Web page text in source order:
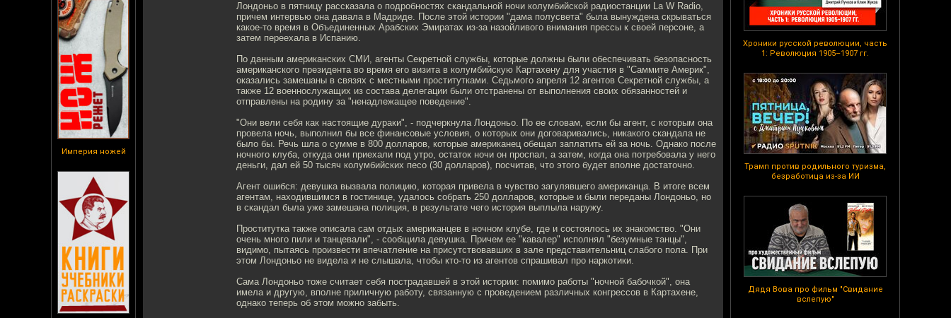
Империя ножей
Хроники русской революции, часть
1: Революция 1905–1907 гг.
Трамп против родильного туризма,
безработица из-за ИИ
Дядя Вова про фильм "Свидание
вслепую"
Лондоньо в пятницу рассказала о подробностях скандальной ночи колумбийской радиостанции La W Radio,
причем интервью она давала в Мадриде. После этой истории "дама полусвета" была вынуждена скрываться
какое-то время в Объединенных Арабских Эмиратах из-за назойливого внимания прессы к своей персоне, а
затем переехала в Испанию.
По данным американских СМИ, агенты Секретной службы, которые должны были обеспечивать безопасность
американского президента во время его визита в колумбийскую Картахену для участия в "Саммите Америк",
оказались замешаны в связях с местными проститутками. Седьмого апреля 12 агентов Секретной службы, а
также 12 военнослужащих из состава делегации были отстранены от выполнения своих обязанностей и
отправлены на родину за "ненадлежащее поведение".
"Они вели себя как настоящие дураки", - подчеркнула Лондоньо. По ее словам, если бы агент, с которым она
провела ночь, выполнил бы все финансовые условия, о которых они договаривались, никакого скандала не
было бы. Речь шла о сумме в 800 долларов, которые американец обещал заплатить ей за ночь. Однако после
ночного клуба, откуда они приехали под утро, остаток ночи он проспал, а затем, когда она потребовала у него
деньги, дал ей 50 тысяч колумбийских песо (30 долларов), посчитав, что этого будет вполне достаточно.
Агент ошибся: девушка вызвала полицию, которая привела в чувство загулявшего американца. В итоге всем
агентам, находившимся в гостинице, удалось собрать 250 долларов, которые и были переданы Лондоньо, но
в скандал была уже замешана полиция, в результате чего история выплыла наружу.
Проститутка также описала сам отдых американцев в ночном клубе, где и состоялось их знакомство. "Они
очень много пили и танцевали", - сообщила девушка. Причем ее "кавалер" исполнял "безумные танцы",
видимо, пытаясь произвести впечатление на присутствовавших в зале представительниц слабого пола. При
этом Лондоньо не видела и не слышала, чтобы кто-то из агентов спрашивал про наркотики.
Сама Лондоньо тоже считает себя пострадавшей в этой истории: помимо работы "ночной бабочкой", она
имела и другую, вполне приличную работу, связанную с проведением различных конгрессов в Картахене,
однако теперь об этом можно забыть.